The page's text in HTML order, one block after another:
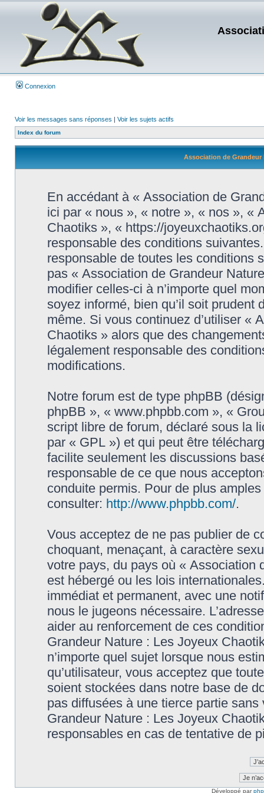
Connexion
Voir les messages sans réponses | Voir les sujets actifs
Index du forum
Association de
En accédant à « Association de
ici par « nous », « notre », « nos », «
Chaotiks », « https://
responsable des conditions
responsable de toutes les conditions
pas « Association de Grandeur
modifier celles-ci à n’importe quel
soyez informé, bien qu’il soit
même. Si vous continuez d’utiliser «
Chaotiks » alors que des
légalement responsable des
modifications.
Notre forum est de type phpBB
phpBB », « www.phpbb.com », «
script libre de forum, déclaré sous la
par « GPL ») et qui peut être
facilite seulement les discussions
responsable de ce que nous
conduite permis. Pour de plus
consulter: http://www.phpbb.com/.
Vous acceptez de ne pas publier de
choquant, menaçant, à caractère
votre pays, du pays où « Association
est hébergé ou les lois
immédiat et permanent, avec une
nous le jugeons nécessaire.
aider au renforcement de ces
Grandeur Nature : Les Joyeux
n’importe quel sujet lorsque nous
qu’utilisateur, vous acceptez que
soient stockées dans notre base de
pas diffusées à une tierce partie
Grandeur Nature : Les Joyeux
responsables en cas de tentative de
Développé par